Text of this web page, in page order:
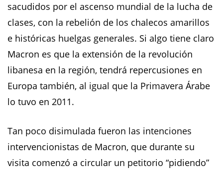
sacudidos por el ascenso mundial de la lucha de
clases, con la rebelión de los chalecos amarillos
e históricas huelgas generales. Si algo tiene claro
Macron es que la extensión de la revolución
libanesa en la región, tendrá repercusiones en
Europa también, al igual que la Primavera Árabe
lo tuvo en 2011.
Tan poco disimulada fueron las intenciones
intervencionistas de Macron, que durante su
visita comenzó a circular un petitorio “pidiendo”